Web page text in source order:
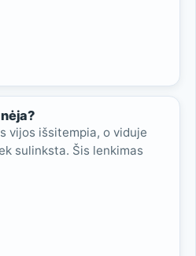
vijos išsitempia, o viduje
sulinksta. Šis lenkimas